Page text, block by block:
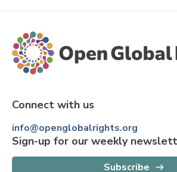
Connect with us
info@openglobalrights.org
Sign-up for our weekly
Subscribe